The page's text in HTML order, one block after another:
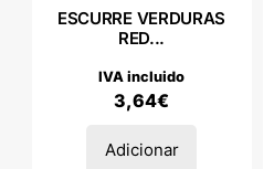
ESCURRE VERDURAS
RED...
3,64€
IVA incluido
Adicionar